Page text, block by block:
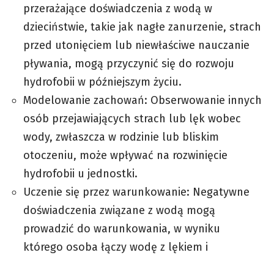
przerażające doświadczenia z wodą w
dzieciństwie, takie jak nagłe zanurzenie, strach
przed utonięciem lub niewłaściwe nauczanie
pływania, mogą przyczynić się do rozwoju
hydrofobii w późniejszym życiu.
Modelowanie zachowań: Obserwowanie innych
osób przejawiających strach lub lęk wobec
wody, zwłaszcza w rodzinie lub bliskim
otoczeniu, może wpływać na rozwinięcie
hydrofobii u jednostki.
Uczenie się przez warunkowanie: Negatywne
doświadczenia związane z wodą mogą
prowadzić do warunkowania, w wyniku
którego osoba łączy wodę z lękiem i